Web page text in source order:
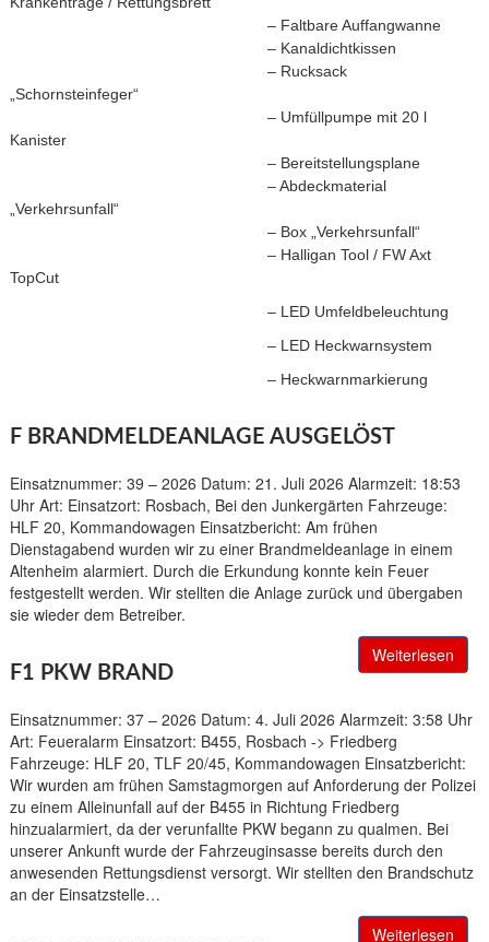
– Faltbare Auffangwanne
– Kanaldichtkissen
– Rucksack
„Schornsteinfeger“
– Umfüllpumpe mit 20 l
Kanister
– Bereitstellungsplane
– Abdeckmaterial
„Verkehrsunfall“
– Box „Verkehrsunfall“
– Halligan Tool / FW Axt
TopCut
– LED Umfeldbeleuchtung
– LED Heckwarnsystem
– Heckwarnmarkierung
F BRANDMELDEANLAGE AUSGELÖST
Einsatznummer: 39 – 2026 Datum: 21. Juli 2026 Alarmzeit: 18:53
Uhr Art: Einsatzort: Rosbach, Bei den Junkergärten Fahrzeuge:
HLF 20, Kommandowagen Einsatzbericht: Am frühen
Dienstagabend wurden wir zu einer Brandmeldeanlage in einem
Altenheim alarmiert. Durch die Erkundung konnte kein Feuer
festgestellt werden. Wir stellten die Anlage zurück und übergaben
sie wieder dem Betreiber.
Weiterlesen
F1 PKW BRAND
Einsatznummer: 37 – 2026 Datum: 4. Juli 2026 Alarmzeit: 3:58 Uhr
Art: Feueralarm Einsatzort: B455, Rosbach -> Friedberg
Fahrzeuge: HLF 20, TLF 20/45, Kommandowagen Einsatzbericht:
Wir wurden am frühen Samstagmorgen auf Anforderung der Polizei
zu einem Alleinunfall auf der B455 in Richtung Friedberg
hinzualarmiert, da der verunfallte PKW begann zu qualmen. Bei
unserer Ankunft wurde der Fahrzeuginsasse bereits durch den
anwesenden Rettungsdienst versorgt. Wir stellten den Brandschutz
an der Einsatzstelle…
Weiterlesen